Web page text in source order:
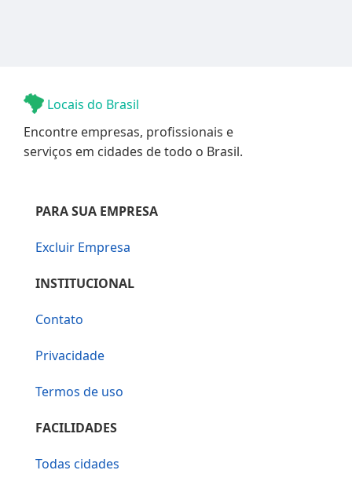
Locais do Brasil
Encontre empresas, profissionais e
serviços em cidades de todo o Brasil.
PARA SUA EMPRESA
Excluir Empresa
INSTITUCIONAL
Contato
Privacidade
Termos de uso
FACILIDADES
Todas cidades